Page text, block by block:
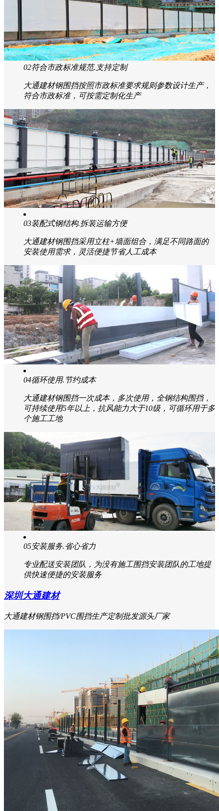
02符合市政标准规范.支持定制
大通建材钢围挡按照市政标准要求规则参数设计生产，
符合市政标准，可按需定制化生产
03装配式钢结构.拆装运输方便
大通建材钢围挡采用立柱+墙面组合，满足不同路面的
安装使用需求，灵活便捷节省人工成本
04循环使用.节约成本
大通建材钢围挡一次成本，多次使用，全钢结构围挡，
可持续使用5年以上，抗风能力大于10级，可循环用于多
个施工工地
05安装服务.省心省力
专业配送安装团队，为没有施工围挡安装团队的工地提
供快速便捷的安装服务
深圳大通建材
大通建材钢围挡/PVC围挡生产定制批发源头厂家